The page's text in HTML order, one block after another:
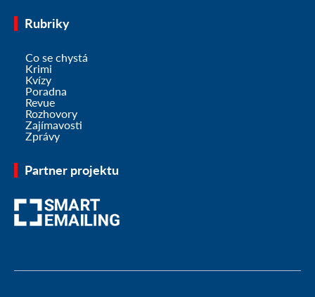
Rubriky
Co se chystá
Krimi
Kvízy
Poradna
Revue
Rozhovory
Zajímavosti
Zprávy
Partner projektu